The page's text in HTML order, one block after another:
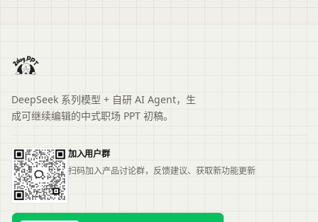
DeepSeek 系列模型 + 自研 AI Agent，生
成可继续编辑的中式职场 PPT 初稿。
加入用户群
扫码加入产品讨论群，反馈建议、获取新功能更新